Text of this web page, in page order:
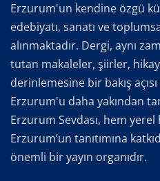
Erzurum'un kendine özgü
edebiyatı, sanatı ve
alınmaktadır. Dergi, aynı
tutan makaleler, şiirler,
derinlemesine bir bakış
Erzurum'u daha yakından
Erzurum Sevdası, hem
Erzurum’un tanıtımına
önemli bir yayın organıdır.